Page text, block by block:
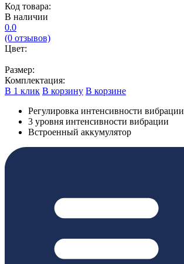
Код товара:
В наличии
0.0
(0 отзывов)
Цвет:
Размер:
Комплектация:
В 1 клик В корзину В корзине
Регулировка интенсивности вибрации
3 уровня интенсивности вибрации
Встроенный аккумулятор